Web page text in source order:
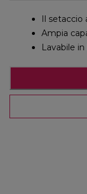
Il
Ampia
Lavabile